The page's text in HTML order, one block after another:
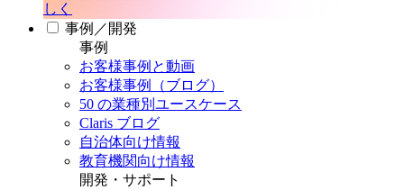
しく
事例／開発
事例
お客様事例と動画
お客様事例（ブログ）
50 の業種別ユースケース
Claris ブログ
自治体向け情報
教育機関向け情報
開発・サポート